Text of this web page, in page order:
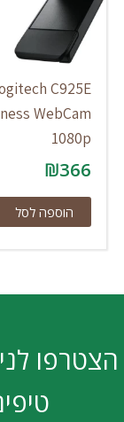
C925E
WebCam
1080p
₪366
הוספה לסל
הצטרפו